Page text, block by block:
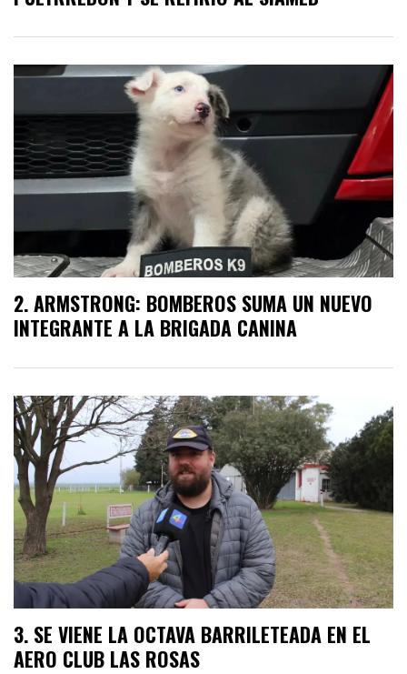
ARMSTRONG: BOMBEROS SUMA UN NUEVO
INTEGRANTE A LA BRIGADA CANINA
SE VIENE LA OCTAVA BARRILETEADA EN EL
AERO CLUB LAS ROSAS